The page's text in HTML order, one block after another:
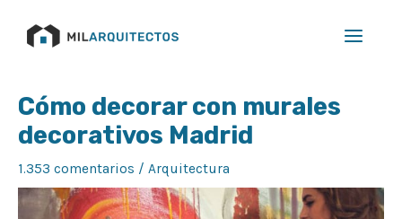
Cómo decorar con murales
decorativos Madrid
1.353 comentarios / Arquitectura
de
entradas